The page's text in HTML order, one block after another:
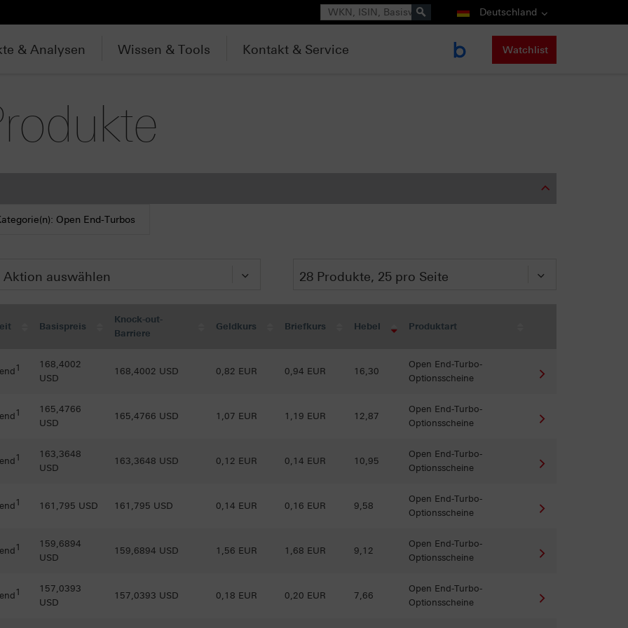
Suche Deutschland
& Analysen Wissen & Tools Kontakt & Service Watchlist
Open End-Turbos
Basispreis
Knock-out-
Barriere
Geldkurs Briefkurs Hebel Produktart
1
168,4002
USD
168,4002 USD 0,82 EUR 0,94 EUR 16,30
Open End-Turbo-
Optionsscheine
1
165,4766
USD
165,4766 USD 1,07 EUR 1,19 EUR 12,87
Open End-Turbo-
Optionsscheine
1
163,3648
USD
163,3648 USD 0,12 EUR 0,14 EUR 10,95
Open End-Turbo-
Optionsscheine
1 161,795 USD 161,795 USD 0,14 EUR 0,16 EUR 9,58
Open End-Turbo-
Optionsscheine
1
159,6894
USD
159,6894 USD 1,56 EUR 1,68 EUR 9,12
Open End-Turbo-
Optionsscheine
1
157,0393
USD
157,0393 USD 0,18 EUR 0,20 EUR 7,66
Open End-Turbo-
Optionsscheine